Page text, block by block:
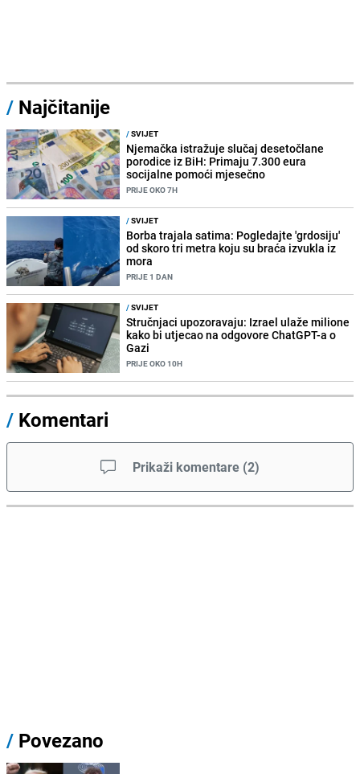
/ Najčitanije
/SVIJET
Njemačka istražuje slučaj desetočlane
porodice iz BiH: Primaju 7.300 eura
socijalne pomoći mjesečno
PRIJE OKO 7H
/SVIJET
Borba trajala satima: Pogledajte 'grdosiju'
od skoro tri metra koju su braća izvukla iz
mora
PRIJE 1 DAN
/SVIJET
Stručnjaci upozoravaju: Izrael ulaže milione
kako bi utjecao na odgovore ChatGPT-a o
Gazi
PRIJE OKO 10H
/ Komentari
Prikaži komentare (2)
/ Povezano